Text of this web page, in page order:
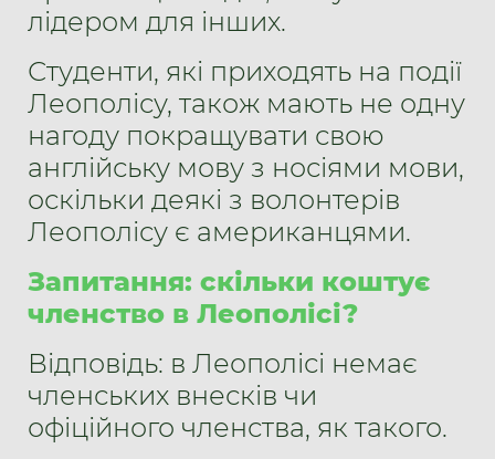
лідером для інших.
Студенти, які приходять на події
Леополісу, також мають не одну
нагоду покращувати свою
англійську мову з носіями мови,
оскільки деякі з волонтерів
Леополісу є американцями.
Запитання: скільки коштує
членство в Леополісі?
Відповідь: в Леополісі немає
членських внесків чи
офіційного членства, як такого.